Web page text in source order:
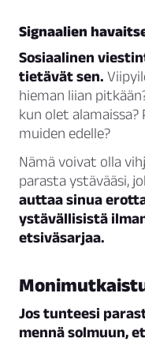
Signaalien
Sosiaalinen
tietävät sen.
hieman liian
kun olet alamaissa?
muiden edelle?
Nämä voivat olla
parasta ystävääsi,
auttaa sinua
ystävällisistä
etsiväsarjaa.
Jos tunteesi
mennä solmuun,